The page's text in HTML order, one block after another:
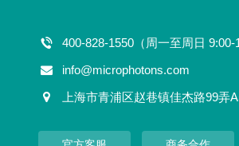
400-828-1550（周一至周日 9:00-
info@microphotons.com
上海市青浦区赵巷镇佳杰路99弄